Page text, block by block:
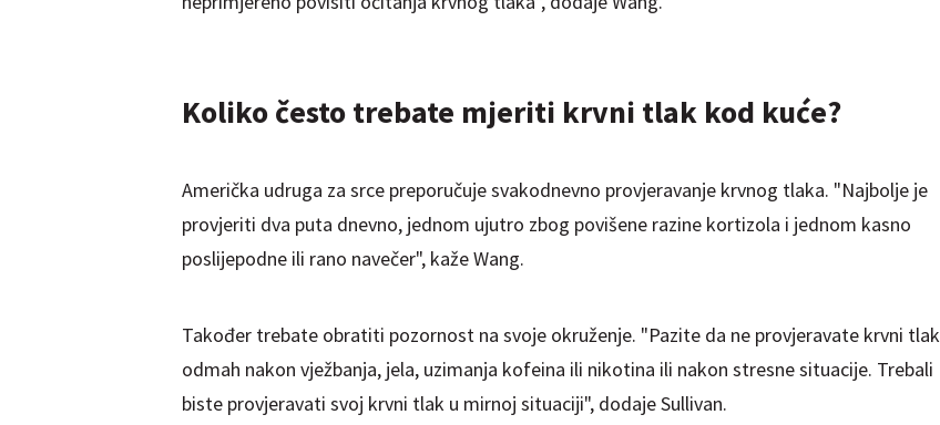
Koliko često trebate mjeriti krvni tlak kod kuće?
Američka udruga za srce preporučuje svakodnevno provjeravanje krvnog tlaka. "Najbolje je
provjeriti dva puta dnevno, jednom ujutro zbog povišene razine kortizola i jednom kasno
poslijepodne ili rano navečer", kaže Wang.
Također trebate obratiti pozornost na svoje okruženje. "Pazite da ne provjeravate krvni tlak
odmah nakon vježbanja, jela, uzimanja kofeina ili nikotina ili nakon stresne situacije. Trebali
biste provjeravati svoj krvni tlak u mirnoj situaciji", dodaje Sullivan.